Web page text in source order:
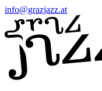
info@grazjazz.at